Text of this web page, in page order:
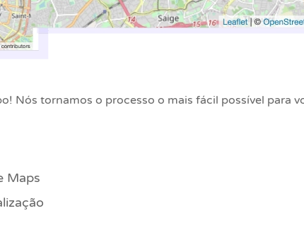
Nós tornamos o processo o mais fácil possível para
Maps